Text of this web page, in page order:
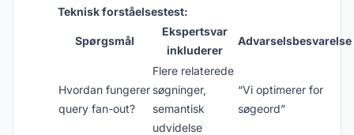
Teknisk forståelsestest:
Spørgsmål
Ekspertsvar
inkluderer
Advarselsbesvarelse
Hvordan fungerer
query fan-out?
Flere relaterede
søgninger,
semantisk
udvidelse
“Vi optimerer for
søgeord”